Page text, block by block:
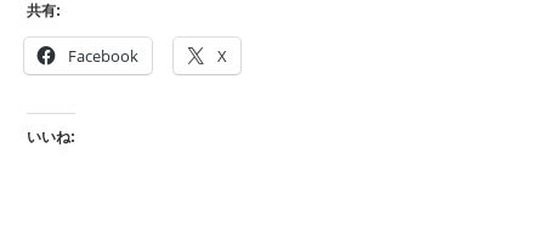
共有:
Facebook X
いいね: